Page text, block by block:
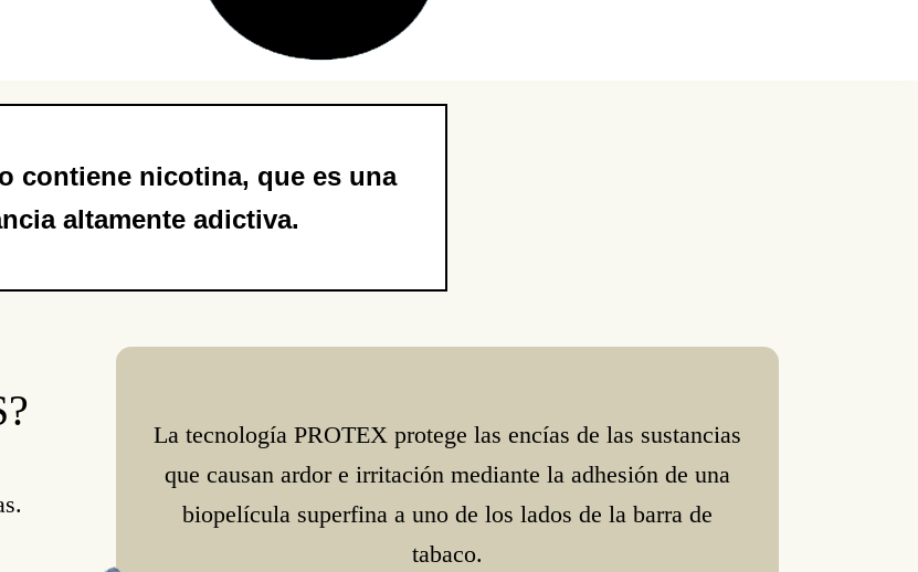
contiene nicotina, que es una
altamente adictiva.
La tecnología PROTEX protege las encías de las sustancias
que causan ardor e irritación mediante la adhesión de una
biopelícula superfina a uno de los lados de la barra de
tabaco.